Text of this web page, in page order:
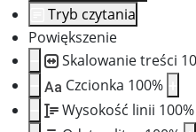
Tryb czytania
Powiększenie
Skalowanie treści
Aa Czcionka 100%
Wysokość linii 100%